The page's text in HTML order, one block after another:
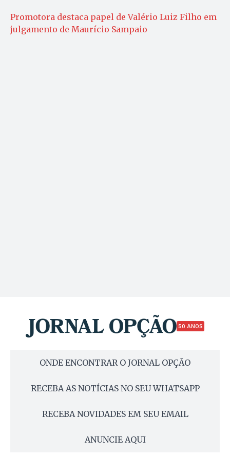
Promotora destaca papel de Valério Luiz Filho em
julgamento de Maurício Sampaio
50 ANOS
ONDE ENCONTRAR O JORNAL OPÇÃO
RECEBA AS NOTÍCIAS NO SEU WHATSAPP
RECEBA NOVIDADES EM SEU EMAIL
ANUNCIE AQUI